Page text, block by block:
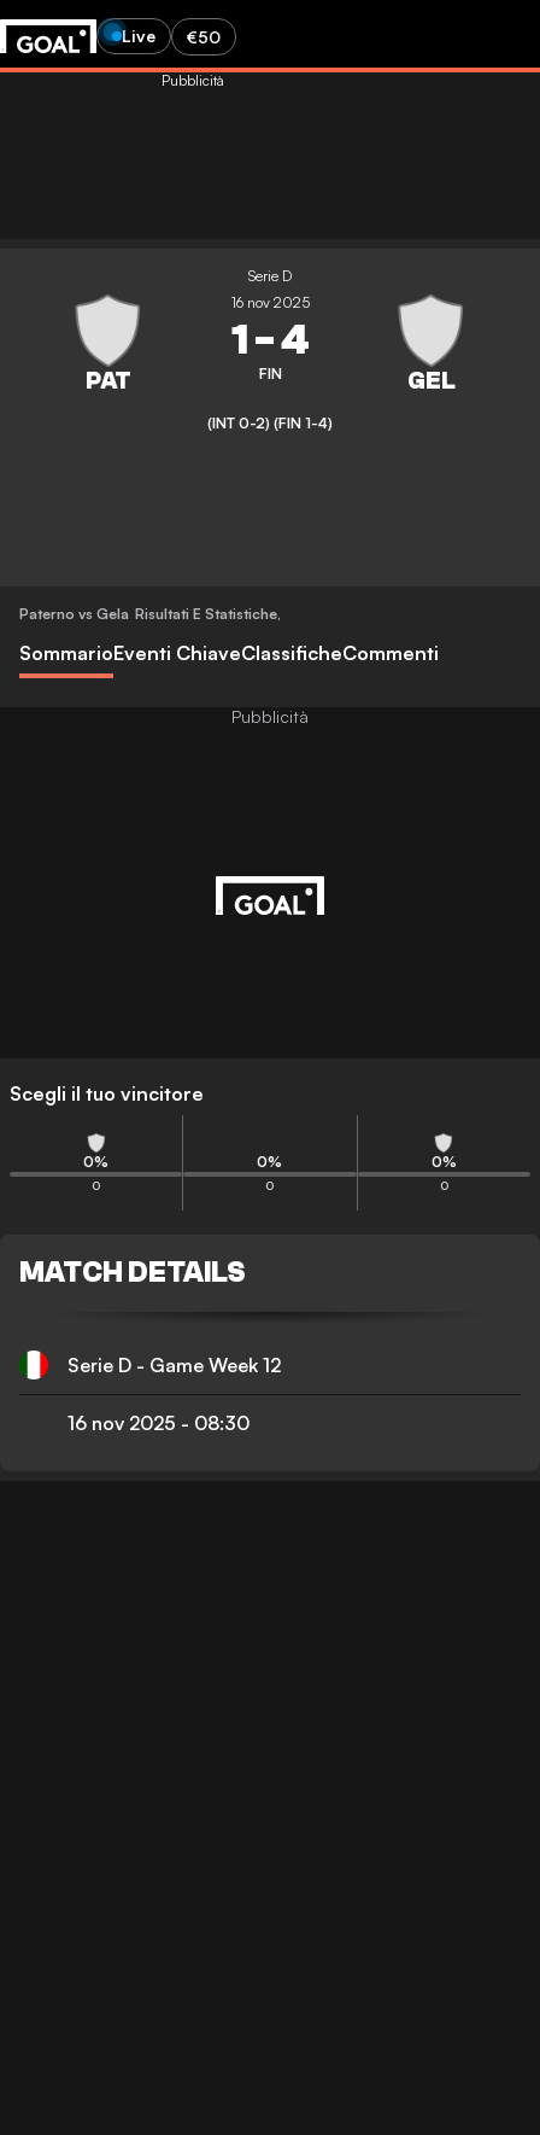
Live €50
Pubblicità
Serie D
16 nov 2025
1-4
FIN
(INT 0-2) (FIN 1-4)
Paterno vs Gela Risultati E Statistiche,
SommarioEventi ChiaveClassificheCommenti
Scegli il tuo vincitore
0%
0
0%
0
0%
0
MATCH DETAILS
Serie D - Game Week 12
16 nov 2025 - 08:30
Pubblicità